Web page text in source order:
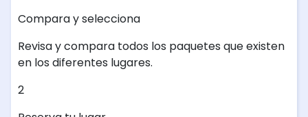
Compara y selecciona
Revisa y compara todos los paquetes que existen
en los diferentes lugares.
2